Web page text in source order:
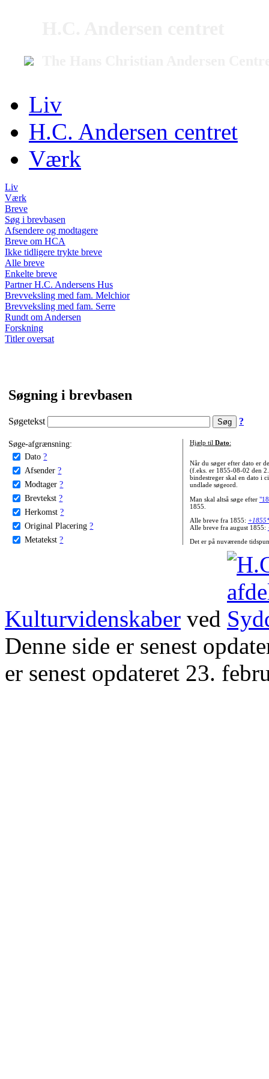
Liv
H.C. Andersen centret
Værk
Liv
Værk
Breve
Søg i brevbasen
Afsendere og modtagere
Breve om HCA
Ikke tidligere trykte breve
Alle breve
Enkelte breve
Partner H.C. Andersens Hus
Brevveksling med fam. Melchior
Brevveksling med fam. Serre
Rundt om Andersen
Forskning
Titler oversat
Søgning i brevbasen
Søgetekst ?
Søge-afgrænsning:
Dato ?
Afsender ?
Modtager ?
Brevtekst ?
Herkomst ?
Original Placering ?
Metatekst ?
Hjælp til Dato:
Når du søger efter dato er
(f.eks. er 1855-08-02 den
bindestreger skal en dato i
undlade søgeord.
Man skal altså søge efter
1855.
Alle breve fra 1855:
Alle breve fra august 1855:
Det er på nuværende
Kulturvidenskaber ved
Denne side er senest
er senest opdateret 23.